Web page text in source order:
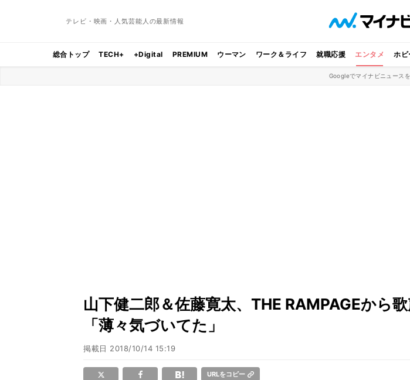
テレビ・映画・人気芸能人の最新情報
総合トップ TECH+ +Digital PREMIUM ウーマン ワーク＆ライフ 就職応援 エンタメ ホビ
Googleでマイナビニュース
山下健二郎＆佐藤寛太、THE RAMPAGEから
「薄々気づいてた」
掲載日 2018/10/14 15:19
URLをコピー